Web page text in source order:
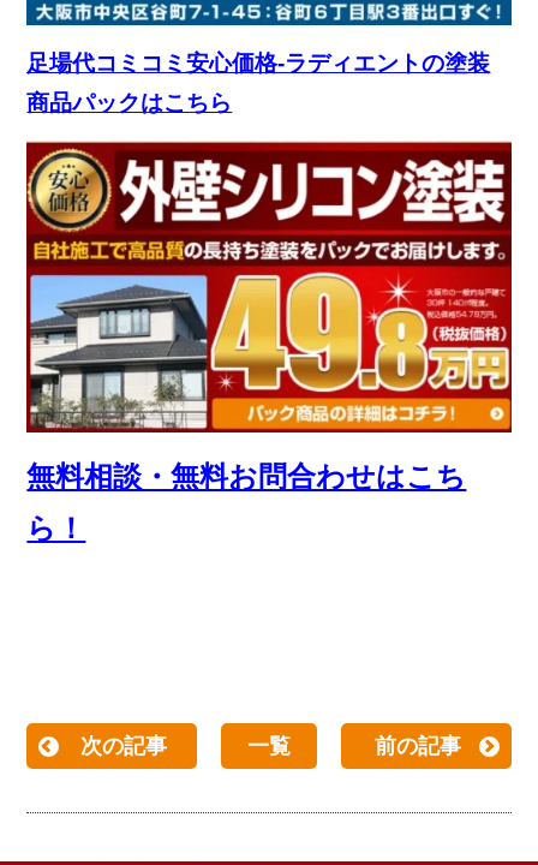
足場代コミコミ安心価格-ラディエントの塗装
商品パックはこちら
無料相談・無料お問合わせはこち
ら！
次の記事 一覧 前の記事